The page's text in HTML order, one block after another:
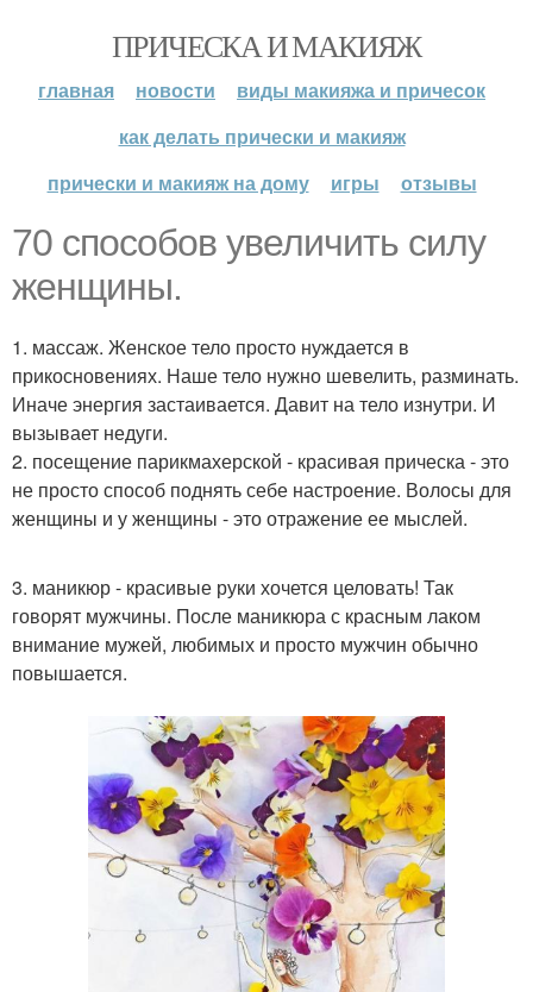
ПРИЧЕСКА И МАКИЯЖ
главная новости
виды макияжа и причесок
как делать прически и макияж
прически и макияж на дому
игры отзывы
70 способов увеличить силу
женщины.
1. массаж. Женское тело просто нуждается в
прикосновениях. Наше тело нужно шевелить, разминать.
Иначе энергия застаивается. Давит на тело изнутри. И
вызывает недуги.
2. посещение парикмахерской - красивая прическа - это
не просто способ поднять себе настроение. Волосы для
женщины и у женщины - это отражение ее мыслей.
3. маникюр - красивые руки хочется целовать! Так
говорят мужчины. После маникюра с красным лаком
внимание мужей, любимых и просто мужчин обычно
повышается.